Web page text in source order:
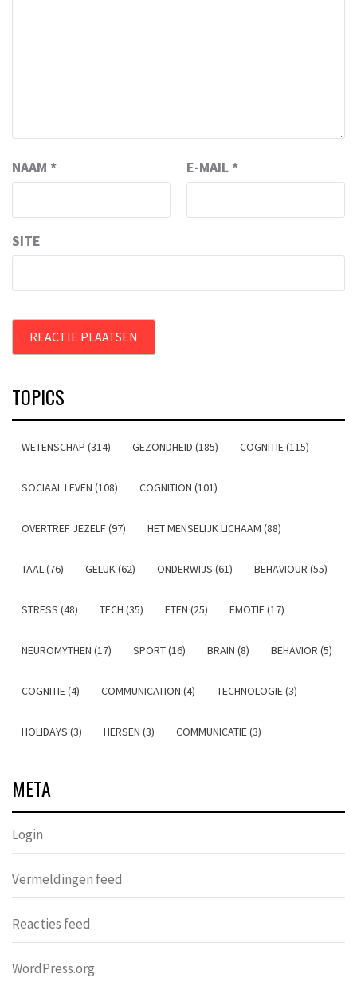
NAAM * E-MAIL *
SITE
TOPICS
WETENSCHAP (314) GEZONDHEID (185) COGNITIE (115)
SOCIAAL LEVEN (108) COGNITION (101)
OVERTREF JEZELF (97) HET MENSELIJK LICHAAM (88)
TAAL (76) GELUK (62) ONDERWIJS (61) BEHAVIOUR (55)
STRESS (48) TECH (35) ETEN (25) EMOTIE (17)
NEUROMYTHEN (17) SPORT (16) BRAIN (8) BEHAVIOR (5)
COGNITIE (4) COMMUNICATION (4) TECHNOLOGIE (3)
HOLIDAYS (3) HERSEN (3) COMMUNICATIE (3)
META
Login
Vermeldingen feed
Reacties feed
WordPress.org